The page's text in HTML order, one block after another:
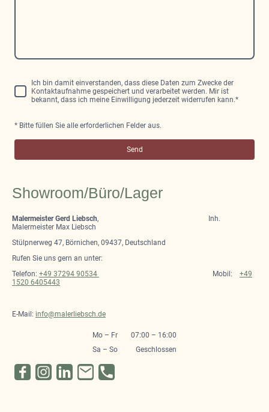
Ich bin damit einverstanden, dass diese Daten zum Zwecke der
Kontaktaufnahme gespeichert und verarbeitet werden. Mir ist
bekannt, dass ich meine Einwilligung jederzeit widerrufen kann.*
* Bitte füllen Sie alle erforderlichen Felder aus.
Send
Showroom/Büro/Lager
Malermeister Gerd Liebsch, Inh.
Malermeister Max Liebsch
Stülpnerweg 47, Börnichen, 09437, Deutschland
Rufen Sie uns gern an unter:
Telefon: +49 37294 90534 Mobil: +49
1520 6405443
E-Mail: info@malerliebsch.de
Mo – Fr 07:00 – 16:00
Sa – So Geschlossen